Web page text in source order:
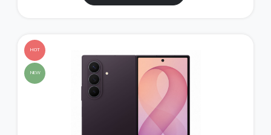
HOT
NEW